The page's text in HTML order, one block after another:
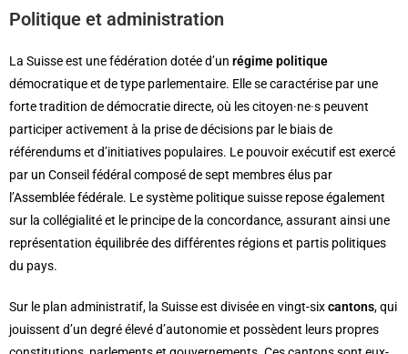
Politique et administration
La Suisse est une fédération dotée d’un régime politique
démocratique et de type parlementaire. Elle se caractérise par une
forte tradition de démocratie directe, où les citoyen·ne·s peuvent
participer activement à la prise de décisions par le biais de
référendums et d’initiatives populaires. Le pouvoir exécutif est exercé
par un Conseil fédéral composé de sept membres élus par
l’Assemblée fédérale. Le système politique suisse repose également
sur la collégialité et le principe de la concordance, assurant ainsi une
représentation équilibrée des différentes régions et partis politiques
du pays.
Sur le plan administratif, la Suisse est divisée en vingt-sixcantons, qui
jouissent d’un degré élevé d’autonomie et possèdent leurs propres